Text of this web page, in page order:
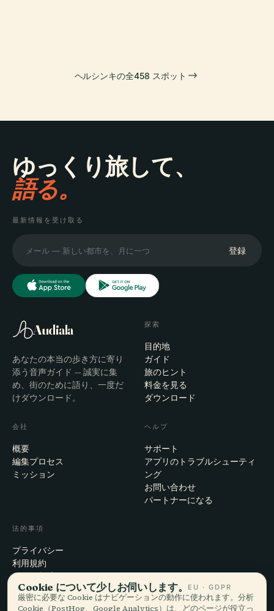
ヘルシンキの全458 スポット
ゆっくり旅して、
語る。
最新情報を受け取る
登録
Audiala
あなたの本当の歩き方に寄り
添う音声ガイド — 誠実に集
め、街のために語り、一度だ
けダウンロード。
探索
目的地
ガイド
旅のヒント
料金を見る
ダウンロード
会社
概要
編集プロセス
ミッション
ヘルプ
サポート
アプリのトラブルシューティ
ング
お問い合わせ
パートナーになる
法的事項
プライバシー
利用規約
Cookie設定
アカウント削除
Cookie について少しお伺いします。 EU · GDPR
厳密に必要な Cookie はナビゲーションの動作に使われます。分析
Cookie（PostHog、Google Analytics）は、どのページが役立っ